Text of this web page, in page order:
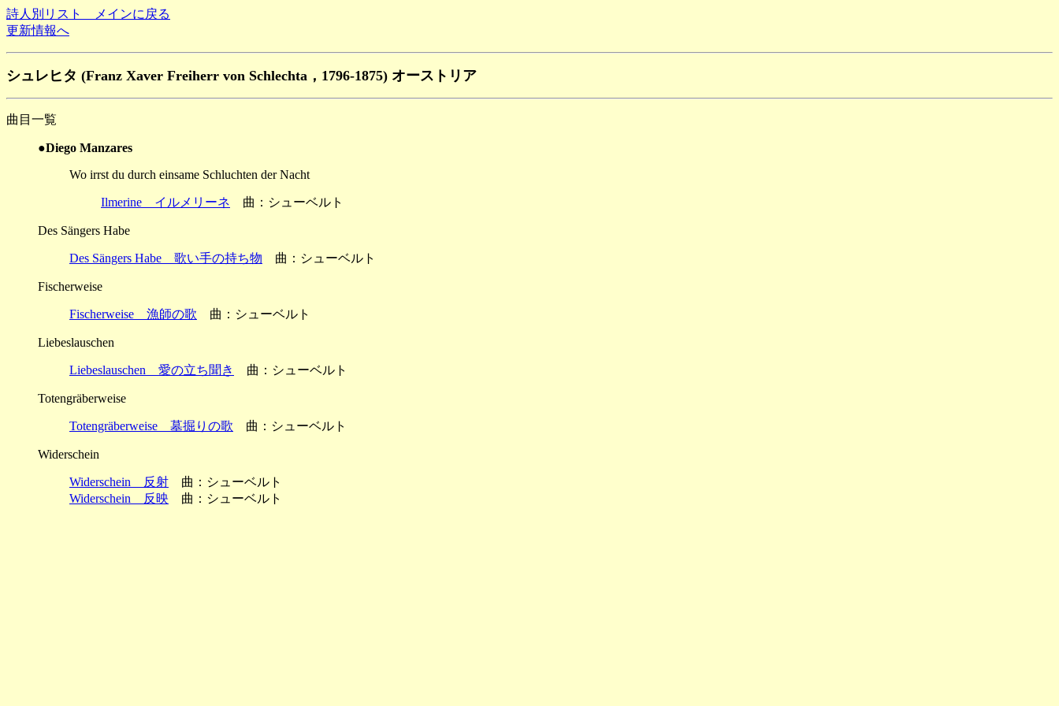
詩人別リスト メインに戻る
更新情報へ
シュレヒタ (Franz Xaver Freiherr von Schlechta，1796-1875) オーストリア
曲目一覧
●Diego Manzares
Wo irrst du durch einsame Schluchten der Nacht
Ilmerine イルメリーネ 曲：シューベルト
Des Sängers Habe
Des Sängers Habe 歌い手の持ち物 曲：シューベルト
Fischerweise
Fischerweise 漁師の歌 曲：シューベルト
Liebeslauschen
Liebeslauschen 愛の立ち聞き 曲：シューベルト
Totengräberweise
Totengräberweise 墓掘りの歌 曲：シューベルト
Widerschein
Widerschein 反射 曲：シューベルト
Widerschein 反映 曲：シューベルト